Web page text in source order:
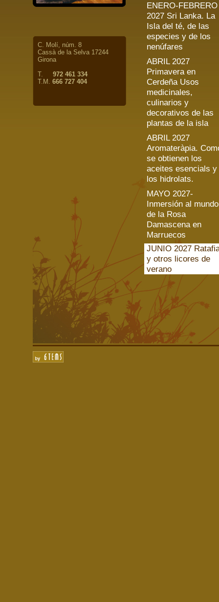
C. Molí, núm. 8
Cassà de la Selva 17244
Girona
T. 972 461 334
T.M. 666 727 404
ENERO-FEBRERO
2027 Sri Lanka. La
Isla del té, de las
especies y de los
nenúfares
ABRIL 2027
Primavera en
Cerdeña Usos
medicinales,
culinarios y
decorativos de las
plantas de la isla
ABRIL 2027
Aromateràpia.
se obtienen los
aceites esencials y
los hidrolats.
MAYO 2027-
Inmersión al mundo
de la Rosa
Damascena en
Marruecos
JUNIO 2027
y otros licores de
verano